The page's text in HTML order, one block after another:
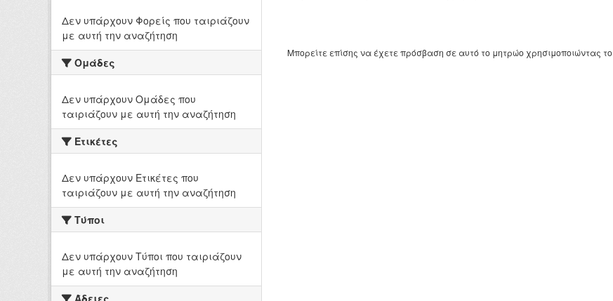
Δεν υπάρχουν Φορείς που ταιριάζουν
με αυτή την αναζήτηση
Ομάδες
Δεν υπάρχουν Ομάδες που
ταιριάζουν με αυτή την αναζήτηση
Ετικέτες
Δεν υπάρχουν Ετικέτες που
ταιριάζουν με αυτή την αναζήτηση
Τύποι
Δεν υπάρχουν Τύποι που ταιριάζουν
με αυτή την αναζήτηση
Άδειες
Μπορείτε επίσης να έχετε πρόσβαση σε αυτό το μητρώο χρησιμοποιώντας το